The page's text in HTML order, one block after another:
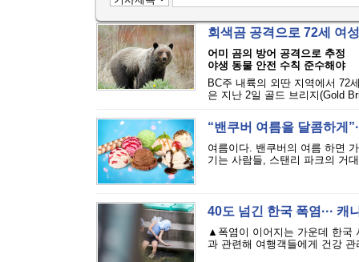
회색곰 공격으로 72세 여
어미 곰의 방어 공격으로 추정
야생 동물 안전 수칙 준수해야
BC주 내륙의 외딴 지역에서 72
은 지난 2일 골드 브리지(Gold
“밴쿠버 여름을 달콤하게
여름이다. 밴쿠버의 여름 하면
기는 사람들, 스탠리 파크의 거
40도 넘긴 한국 폭염···
▲폭염이 이어지는 가운데 한국
과 관련해 여행객들에게 건강